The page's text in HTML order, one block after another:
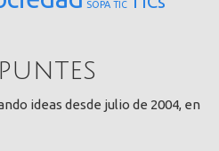
SOPA TIC
ideas desde julio de 2004, en